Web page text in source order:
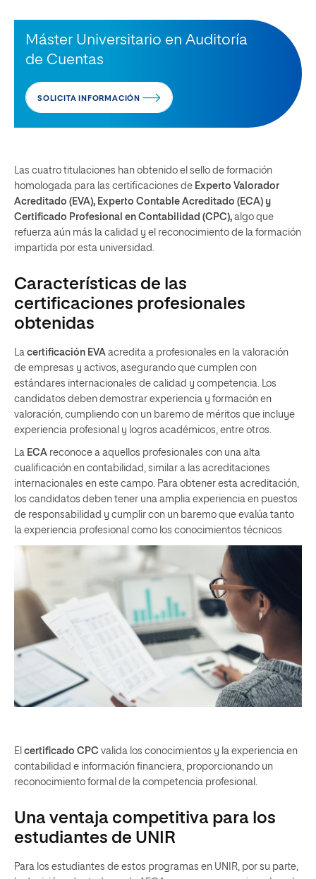
Máster Universitario en Auditoría
de Cuentas
SOLICITA INFORMACIÓN
Las cuatro titulaciones han obtenido el sello de formación
homologada para las certificaciones de Experto Valorador
Acreditado (EVA), Experto Contable Acreditado (ECA) y
Certificado Profesional en Contabilidad (CPC), algo que
refuerza aún más la calidad y el reconocimiento de la formación
impartida por esta universidad.
Características de las
certificaciones profesionales
obtenidas
La certificación EVA acredita a profesionales en la valoración
de empresas y activos, asegurando que cumplen con
estándares internacionales de calidad y competencia. Los
candidatos deben demostrar experiencia y formación en
valoración, cumpliendo con un baremo de méritos que incluye
experiencia profesional y logros académicos, entre otros.
La ECA reconoce a aquellos profesionales con una alta
cualificación en contabilidad, similar a las acreditaciones
internacionales en este campo. Para obtener esta acreditación,
los candidatos deben tener una amplia experiencia en puestos
de responsabilidad y cumplir con un baremo que evalúa tanto
la experiencia profesional como los conocimientos técnicos.
El certificado CPC valida los conocimientos y la experiencia en
contabilidad e información financiera, proporcionando un
reconocimiento formal de la competencia profesional.
Una ventaja competitiva para los
estudiantes de UNIR
Para los estudiantes de estos programas en UNIR, por su parte,